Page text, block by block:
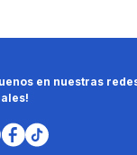
en nuestras